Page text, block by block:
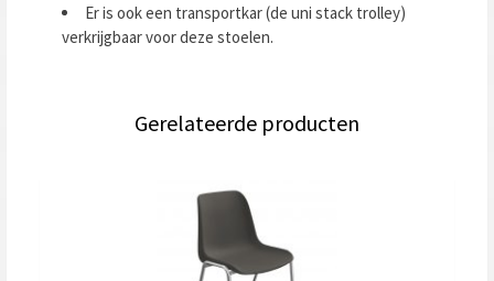
Er is ook een transportkar (de uni stack trolley)
verkrijgbaar voor deze stoelen.
Gerelateerde producten